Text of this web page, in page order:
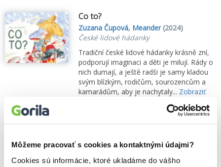
Môžeme pracovať s cookies a kontaktnými údajmi?
Cookies sú informácie, ktoré ukladáme do vášho
Co to?
Zuzana Čupová, Meander(2024)
České lidové hádanky
Tradiční české lidové hádanky krásně zní,
podporují imaginaci a děti je milují. Rády o
nich dumají, a ještě radši je samy kladou
svým blízkým, rodičům, sourozencům a
kamarádům, aby je nachytaly... Zobraziť
6,30€ Do košíka